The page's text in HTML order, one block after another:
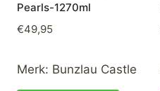
Pearls-1270ml
€49,95
Merk: Bunzlau Castle